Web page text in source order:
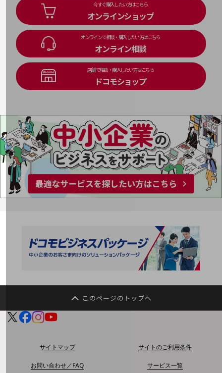
モバイルTOP
法人向けスマホ・携帯に関する、
おすすめの機種、料金やサービスをご紹介
製品
製品TOP
ビジネス向けスマートフォン
タフネススマートフォン
ドコモケータイ
5G対応ホームルーター
通信モジュール製品
衛星携帯電話
IOT完了済みメーカーブランド製品
ドコモBiz データ無制限 ドコモ MAX ドコモ mini ドコモBiz かけ放題
ケータイプラン
端末の一元管理
セキュリティ
今すぐ購入したい方はこちら
オンラインショップ
オンラインで相談・購入したい方はこちら
オンライン相談
店舗で相談・購入したい方はこちら
ドコモショップ
このページのトップへ
サイトマップ サイトのご利用条件
お問い合わせ／FAQ サービス一覧